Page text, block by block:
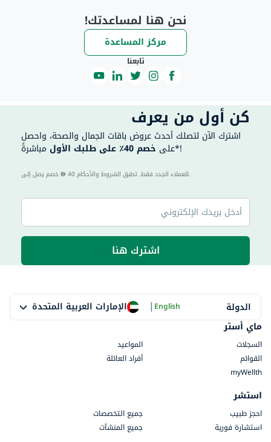
نحن هنا لمساعدتك!
مركز المساعدة
تابعنا
كن أول من يعرف
اشترك الآن لتصلك أحدث عروض باقات الجمال والصحة، واحصل
على خصم 40٪ على طلبك الأول مباشرةً*!
40 للعملاء الجدد فقط. تطبق الشروط والأحكام.
اشترك هنا
الدولة الإمارات العربية المتحدة |English
ماي أستر
السجلات
المواعيد
القوائم
أفراد العائلة
myWellth
استشر
احجز طبيب
جميع التخصصات
استشارة فورية
جميع المنشآت